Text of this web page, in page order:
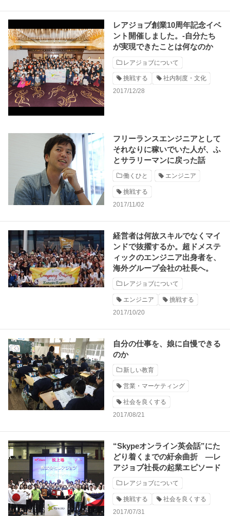
レアジョブ創業10周年記念イベ
ント開催しました。-自分たち
が実現できたことは何なのか
レアジョブについて
挑戦する
社内制度・文化
2017/12/28
フリーランスエンジニアとして
それなりに稼いでいた人が、ふ
とサラリーマンに戻った話
働くひと エンジニア
挑戦する
2017/11/02
経営者は何故スキルでなくマイ
ンドで抜擢するか。超ドメステ
ィックのエンジニア出身者を、
海外グループ会社の社長へ。
レアジョブについて
エンジニア
挑戦する
2017/10/20
自分の仕事を、娘に自慢できる
のか
新しい教育
営業・マーケティング
社会を良くする
2017/08/21
“Skypeオンライン英会話”にた
どり着くまでの紆余曲折 —レ
アジョブ社長の起業エピソード
レアジョブについて
挑戦する
社会を良くする
2017/07/31